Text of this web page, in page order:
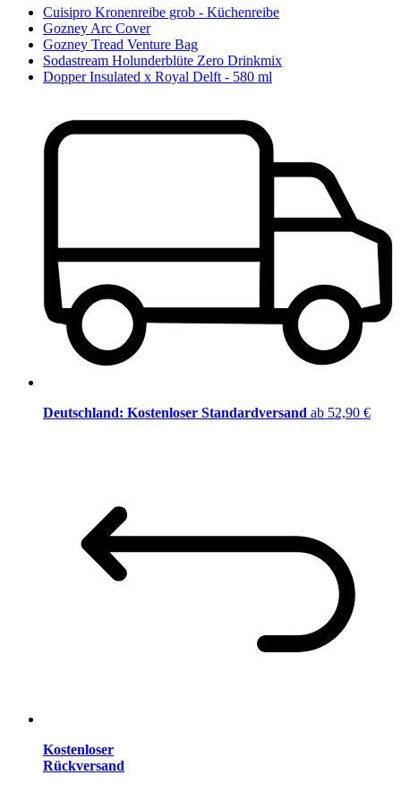
Cuisipro Kronenreibe grob - Küchenreibe
Gozney Arc Cover
Gozney Tread Venture Bag
Sodastream Holunderblüte Zero Drinkmix
Dopper Insulated x Royal Delft - 580 ml
Deutschland: Kostenloser Standardversand ab 52,90 €
Kostenloser
Rückversand